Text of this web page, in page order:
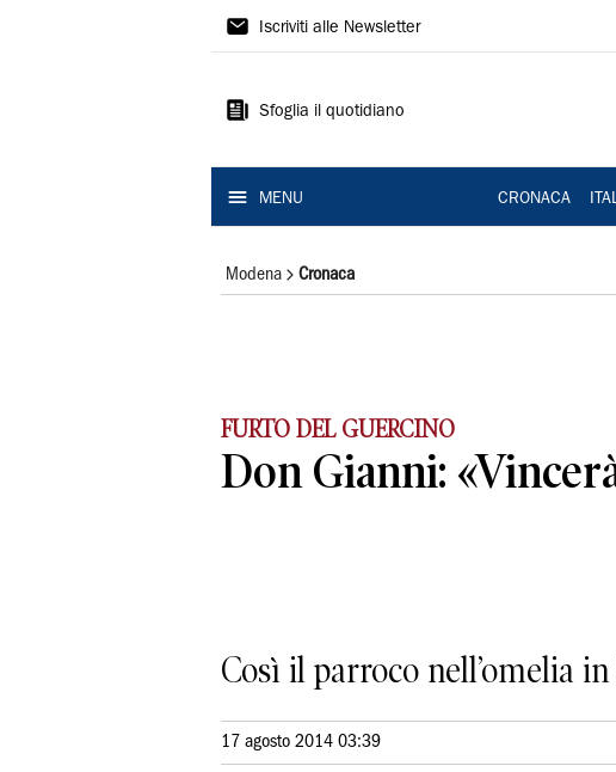
Gazzetta
Modena
Iscriviti alle Newsletter
Sfoglia il quotidiano
MENU CRONACA
Modena Cronaca
FURTO DEL GUERCINO
Don Gianni:
Così il parroco nell’omelia
17 agosto 2014 03:39